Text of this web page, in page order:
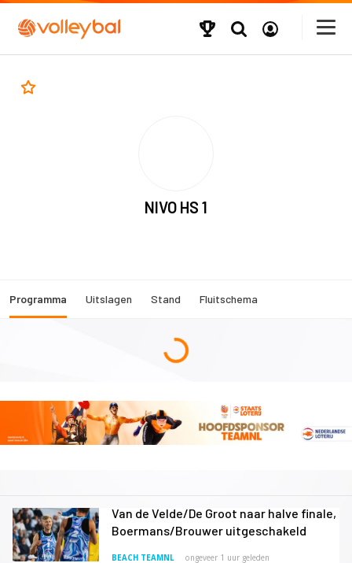
NIVO HS 1
Programma Uitslagen Stand Fluitschema
Van de Velde/De Groot naar halve finale,
Boermans/Brouwer uitgeschakeld
BEACH TEAMNL ongeveer 1 uur geleden